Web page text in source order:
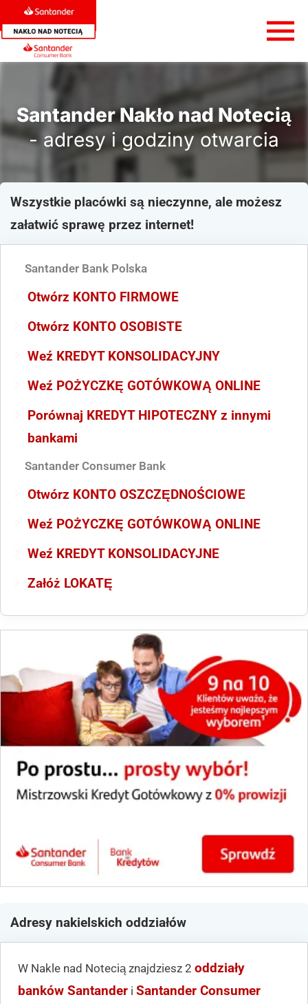
Santander Nakło nad Notecią
- adresy i godziny otwarcia
Wszystkie placówki są nieczynne, ale możesz
załatwić sprawę przez internet!
Santander Bank Polska
Otwórz KONTO FIRMOWE
Otwórz KONTO OSOBISTE
Weź KREDYT KONSOLIDACYJNY
Weź POŻYCZKĘ GOTÓWKOWĄ ONLINE
Porównaj KREDYT HIPOTECZNY z innymi
bankami
Santander Consumer Bank
Otwórz KONTO OSZCZĘDNOŚCIOWE
Weź POŻYCZKĘ GOTÓWKOWĄ ONLINE
Weź KREDYT KONSOLIDACYJNE
Załóż LOKATĘ
Adresy nakielskich oddziałów
W Nakle nad Notecią znajdziesz 2 oddziały
banków Santander i Santander Consumer